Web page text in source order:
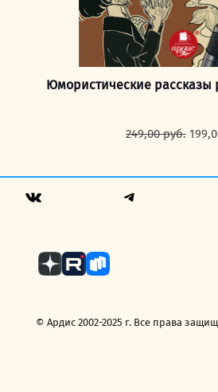
Юмористические рассказы
249,00руб.
© Ардис 2002-2025 г. Все права